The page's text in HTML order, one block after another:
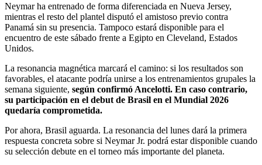
Neymar ha entrenado de forma diferenciada en Nueva Jersey,
mientras el resto del plantel disputó el amistoso previo contra
Panamá sin su presencia. Tampoco estará disponible para el
encuentro de este sábado frente a Egipto en Cleveland, Estados
Unidos.
La resonancia magnética marcará el camino: si los resultados son
favorables, el atacante podría unirse a los entrenamientos grupales la
semana siguiente, según confirmó Ancelotti. En caso contrario,
su participación en el debut de Brasil en el Mundial 2026
quedaría comprometida.
Por ahora, Brasil aguarda. La resonancia del lunes dará la primera
respuesta concreta sobre si Neymar Jr. podrá estar disponible cuando
su selección debute en el torneo más importante del planeta.